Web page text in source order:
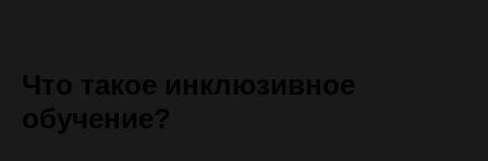
Что такое инклюзивное
обучение?